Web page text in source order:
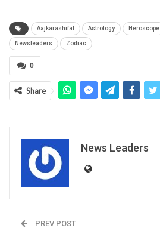
Aajkarashifal Astrology Heroscope
Newsleaders Zodiac
0
Share
News Leaders
PREV POST